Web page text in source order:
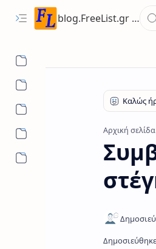
blog.FreeList.gr - Ενημερωτικό Ιστολόγιο ποικίλης ύλης για ευκαιρίες εργασίας, ακίνητων, οχήματων
Αρχική σελίδα